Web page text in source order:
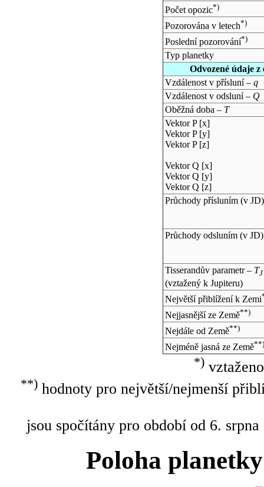
Počet opozic*)
Pozorována v letech*)
Poslední pozorování*)
Typ planetky
Odvozené údaje
Vzdálenost v přísluní – q
Vzdálenost v odsluní – Q
Oběžná doba – T
Vektor P [x]
Vektor P [y]
Vektor P [z]
Vektor Q [x]
Vektor Q [y]
Vektor Q [z]
Průchody přísluním (v JD)
Průchody odsluním (v JD)
Tisserandův parametr – TJ
(vztažený k Jupiteru)
Největší přiblížení k Zemi
Nejjasnější ze Země**)
Nejdále od Země**)
Nejméně jasná ze Země**)
*)
**)hodnoty pro největší/nejmenší
jsou spočítány pro období od 6.
Poloha